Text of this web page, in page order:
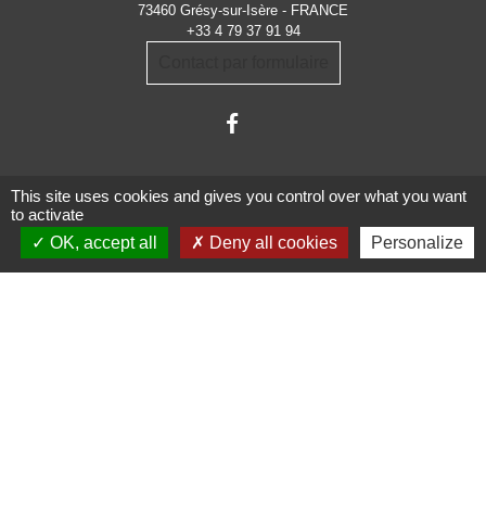
73460 Grésy-sur-Isère - FRANCE
+33 4 79 37 91 94
Administrations
This site uses cookies and gives you control over what you want
to activate
OK, accept all
Deny all cookies Personalize